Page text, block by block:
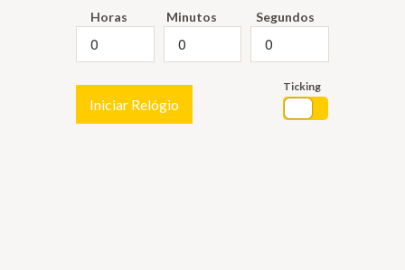
Horas Minutos Segundos
Iniciar Relógio
Ticking